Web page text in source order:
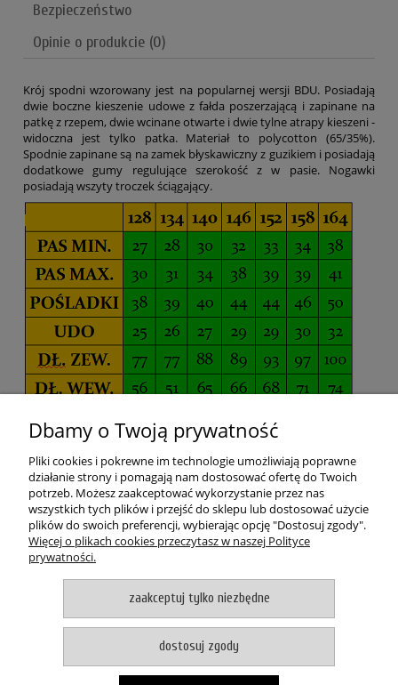
Bezpieczeństwo
Opinie o produkcie (0)
Krój spodni wzorowany jest na popularnej wersji BDU. Posiadają
dwie boczne kieszenie udowe z fałda poszerzającą i zapinane na
patkę z rzepem, dwie wcinane otwarte i dwie tylne atrapy kieszeni -
widoczna jest tylko patka. Materiał to polycotton (65/35%).
Spodnie zapinane są na zamek błyskawiczny z guzikiem i posiadają
dodatkowe gumy regulujące szerokość z w pasie. Nogawki
posiadają wszyty troczek ściągający.
POMOC
MOJE KONTO
PŁATNOŚCI I DOSTAWA
pokaż pełną wersję strony
Witaj, nasz sklep internetowy wykorzystuje pliki cookies.
akceptuje i zamykam okno
Dbamy o Twoją prywatność
Pliki cookies i pokrewne im technologie umożliwiają poprawne
działanie strony i pomagają nam dostosować ofertę do Twoich
potrzeb. Możesz zaakceptować wykorzystanie przez nas
wszystkich tych plików i przejść do sklepu lub dostosować użycie
plików do swoich preferencji, wybierając opcję "Dostosuj zgody".
Więcej o plikach cookies przeczytasz w naszej Polityce
prywatności.
zaakceptuj tylko niezbędne
dostosuj zgody